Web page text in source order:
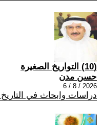
(10) التواريخ الصغيرة
حسن مدن
2026 / 8 / 6
دراسات وابحاث في التاريخ